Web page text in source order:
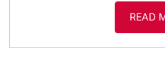
READ